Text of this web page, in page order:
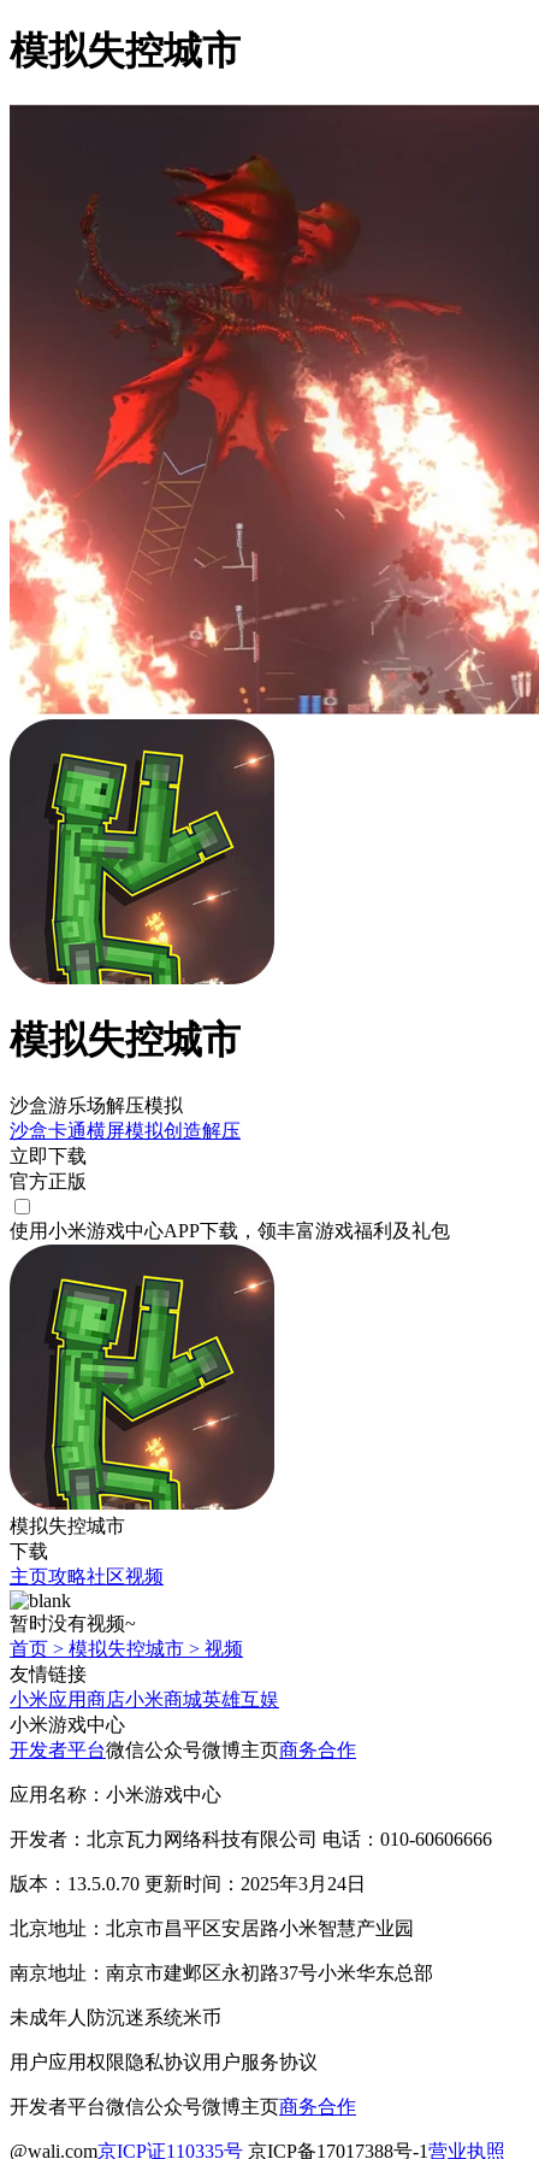
模拟失控城市
模拟失控城市
沙盒游乐场解压模拟
沙盒卡通横屏模拟创造解压
立即下载
官方正版
使用小米游戏中心APP下载 ，领丰富游戏福利 及礼包
模拟失控城市
下载
主页攻略社区视频
暂时没有视频~
首页 > 模拟失控城市 > 视频
友情链接
小米应用商店小米商城英雄互娱
小米游戏中心
开发者平台微信公众号微博主页商务合作
应用名称：小米游戏中心
开发者：北京瓦力网络科技有限公司 电话：010-60606666
版本：13.5.0.70 更新时间：2025年3月24日
北京地址：北京市昌平区安居路小米智慧产业园
南京地址：南京市建邺区永初路37号小米华东总部
未成年人防沉迷系统米币
用户应用权限隐私协议用户服务协议
开发者平台微信公众号微博主页商务合作
@wali.com京ICP证110335号 京ICP备17017388号-1营业执照